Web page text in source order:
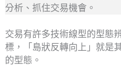
分析、抓住交易機會。
交易有許多技術線型的型態
標，「島狀反轉向上」就是
的型態。